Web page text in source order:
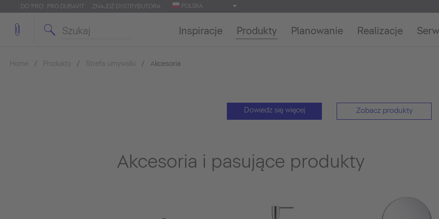
DO 'PRO': PRO.DURAVIT ZNAJDŹ DYSTRYBUTORA POLSKA
Inspiracje Produkty Planowanie Realizacje
Home Produkty Strefa umywalki Akcesoria
Dowiedz się więcej Zobacz produkty
Akcesoria i pasujące produkty